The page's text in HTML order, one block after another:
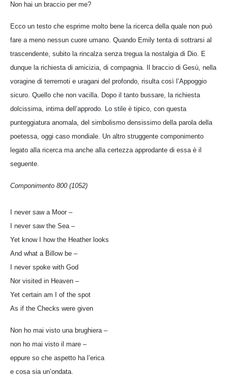
Non hai un braccio per me?
Ecco un testo che esprime molto bene la ricerca della quale non può
fare a meno nessun cuore umano. Quando Emily tenta di sottrarsi al
trascendente, subito la rincalza senza tregua la nostalgia di Dio. E
dunque la richiesta di amicizia, di compagnia. Il braccio di Gesù, nella
voragine di terremoti e uragani del profondo, risulta così l’Appoggio
sicuro. Quello che non vacilla. Dopo il tanto bussare, la richiesta
dolcissima, intima dell’approdo. Lo stile è tipico, con questa
punteggiatura anomala, del simbolismo densissimo della parola della
poetessa, oggi caso mondiale. Un altro struggente componimento
legato alla ricerca ma anche alla certezza approdante di essa è il
seguente.
Componimento 800 (1052)
I never saw a Moor –
I never saw the Sea –
Yet know I how the Heather looks
And what a Billow be –
I never spoke with God
Nor visited in Heaven –
Yet certain am I of the spot
As if the Checks were given
Non ho mai visto una brughiera –
non ho mai visto il mare –
eppure so che aspetto ha l’erica
e cosa sia un’ondata.